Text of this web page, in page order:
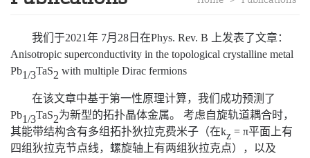
我们于2021年 7月28日在Phys. Rev. B 上发表了文章：
Anisotropic superconductivity in the topological crystalline metal
Pb1/3TaS2 with multiple Dirac fermions
在该文章中基于第一性原理计算，我们成功预测了
Pb1/3TaS2为新型的拓扑晶体金属。 考虑自旋轨道耦合时，
其能带结构含有多组拓扑狄拉克费米子（在kz = π平面上有
四组狄拉克节点线，螺旋轴上有两组狄拉克点），以及